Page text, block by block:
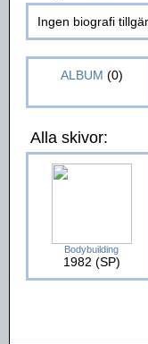
Ingen biografi
ALBUM (0)
Alla skivor:
Bodybuilding
1982 (SP)